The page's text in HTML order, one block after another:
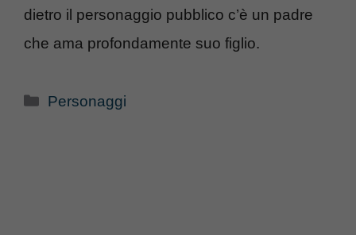
dietro il personaggio pubblico c’è un padre
che ama profondamente suo figlio.
Categorie
Personaggi